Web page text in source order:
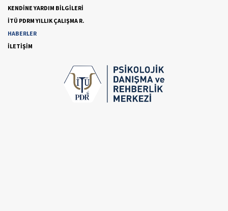
KENDİNE YARDIM BİLGİLERİ
İTÜ PDRM YILLIK ÇALIŞMA R.
HABERLER
İLETİŞİM